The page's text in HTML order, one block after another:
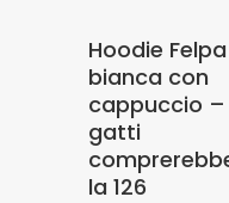
Hoodie Felpa
bianca con
cappuccio –
gatti
la 126